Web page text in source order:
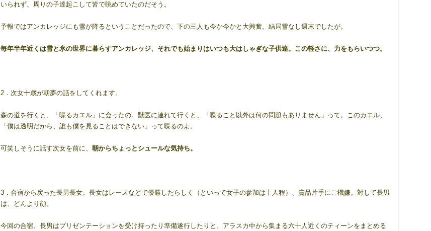
いられず、周りの子達起こして皆で眺めていたのだそう。
予報ではアンカレッジにも雪が降るということだったので、下の三人も今か今かと大興奮。結局雪なし週末でしたが。
毎年半年近くは雪と氷の世界に暮らすアンカレッジ、それでも始まりはいつも大はしゃぎな子供達。この軽さに、力をもらいつつ。
2．次女十歳が朝夢の話をしてくれます。
森の道を行くと、「喋るカエル」に会ったの。獣医に連れて行くと、「喋ること以外は何の問題もありません」って。このカエル、
「僕は透明だから、誰も僕を見ることはできない」って喋るのよ。
可笑しそうに話す次女を前に、朝からちょっとシュールな気持ち。
3．合宿から戻った長男長女。長女はレースなどで優勝したらしく（といって女子の参加は十人程）、賞品片手にご機嫌。対して長男
は、どんより顔。
今回の合宿、長男はプリゼンテーションを受け持ったり準備遂行したりと、アラスカ中から集まる六十人近くのティーンをまとめる